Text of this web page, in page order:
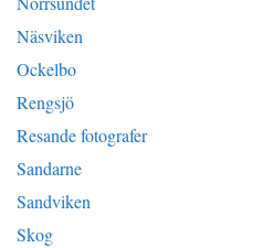
Näsviken
Ockelbo
Rengsjö
Resande fotografer
Sandarne
Sandviken
Skog